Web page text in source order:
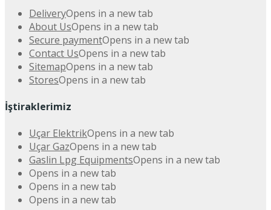
DeliveryOpens in a new tab
About UsOpens in a new tab
Secure paymentOpens in a new tab
Contact UsOpens in a new tab
SitemapOpens in a new tab
StoresOpens in a new tab
İştiraklerimiz
Uçar ElektrikOpens in a new tab
Uçar GazOpens in a new tab
Gaslin Lpg EquipmentsOpens in a new tab
Opens in a new tab
Opens in a new tab
Opens in a new tab